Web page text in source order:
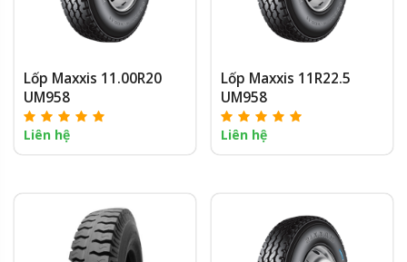
Lốp Maxxis 11.00R20
UM958
Liên hệ
Lốp Maxxis 11R22.5
UM958
Liên hệ